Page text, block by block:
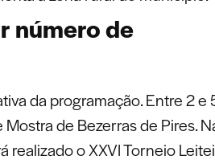
número de
da programação. Entre 2 e
de Bezerras de Pires.
realizado o XXVI Torneio